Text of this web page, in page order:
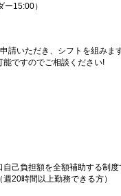
ー15:00）
請いただき、シフトを組みます
ですのでご相談ください!
己負担額を全額補助する制度
20時間以上勤務できる方）